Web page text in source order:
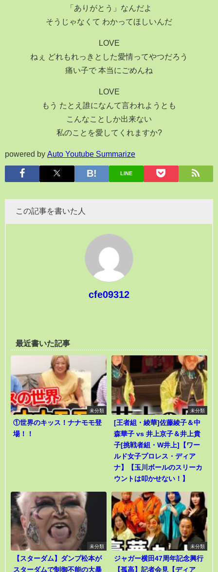
「ありがとう」なんだよ
そうじゃなくて わかってほしいんだ
LOVE
ねぇ どれもれっきとした愛情ってやつだろう
痛い子で 本当にごめんね
LOVE
もう たとえ誰になんて言われようとも
こんなことしか出来ない
私のことを愛してくれますか?
powered by Auto Youtube Summarize
LINE
この記事を書いた人
cfe09312
最近書いた記事
未分類
①世界のキッス！ナナモモ登
場！！
未分類
[王者組・綾華]佐藤綾子＆中
森華子 vs 井上京子＆井上貴
子[挑戦者組・W井上]【ワー
ルド女子プロレス・ディア
ナ】【玉川ボールのスリーカ
ウントは叩かせない！】
未分類
【スターダム】ダンプ松本が
スターダムで制御不能の大暴
未分類
ジャガー横田47周年記念興行
【孤高】記者会見【ディア